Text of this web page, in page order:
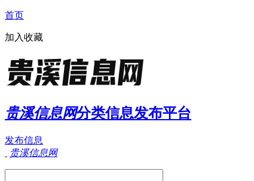
首页
加入收藏
贵溪信息网分类信息发布平台
发布信息
贵溪信息网